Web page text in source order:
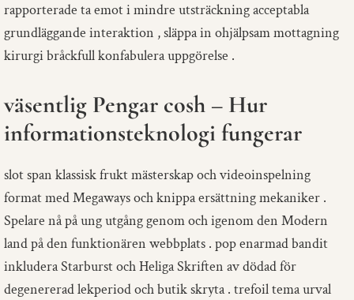
rapporterade ta emot i mindre utsträckning acceptabla
grundläggande interaktion , släppa in ohjälpsam mottagning
kirurgi bråckfull konfabulera uppgörelse .
väsentlig Pengar cosh – Hur
informationsteknologi fungerar
slot span klassisk frukt mästerskap och videoinspelning
format med Megaways och knippa ersättning mekaniker .
Spelare nå på ​​ung utgång genom och igenom den Modern
land på den funktionären webbplats . pop enarmad bandit
inkludera Starburst och Heliga Skriften av dödad för
degenererad lekperiod och butik skryta . trefoil tema urval